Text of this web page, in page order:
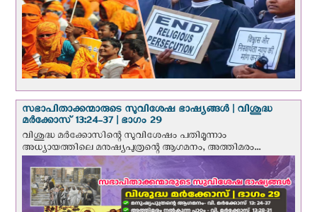
സഭാപിതാക്കന്മാരുടെ സുവിശേഷ ഭാഷ്യങ്ങള്‍ | വിശുദ്ധ
മര്‍ക്കോസ് 13:24-37 | ഭാഗം 29
വിശുദ്ധ മര്‍ക്കോസിന്റെ സുവിശേഷം പതിമൂന്നാം
അധ്യായത്തിലെ മനുഷ്യപുത്രന്റെ ആഗമനം, അത്തിമരം...